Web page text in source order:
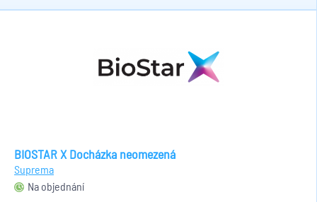
BIOSTAR X Docházka neomezená
Suprema
Na objednání